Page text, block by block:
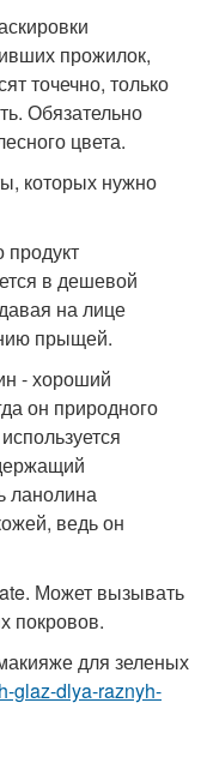
прожилок,
точечно, только
Обязательно
цвета.
которых нужно
в дешевой
на лице
прыщей.
- хороший
он природного
ланолина
ведь он
Может вызывать
покровов.
для зеленых
glaz-dlya-raznyh-